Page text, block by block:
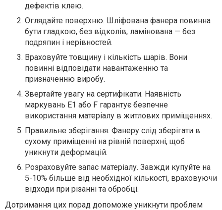
дефектів клею.
Оглядайте поверхню. Шліфована фанера повинна
бути гладкою, без відколів, ламінована — без
подряпин і нерівностей.
Враховуйте товщину і кількість шарів. Вони
повинні відповідати навантаженню та
призначенню виробу.
Звертайте увагу на сертифікати. Наявність
маркувань E1 або F гарантує безпечне
використання матеріалу в житлових приміщеннях.
Правильне зберігання. Фанеру слід зберігати в
сухому приміщенні на рівній поверхні, щоб
уникнути деформацій.
Розраховуйте запас матеріалу. Завжди купуйте на
5-10% більше від необхідної кількості, враховуючи
відходи при різанні та обробці.
Дотримання цих порад допоможе уникнути проблем